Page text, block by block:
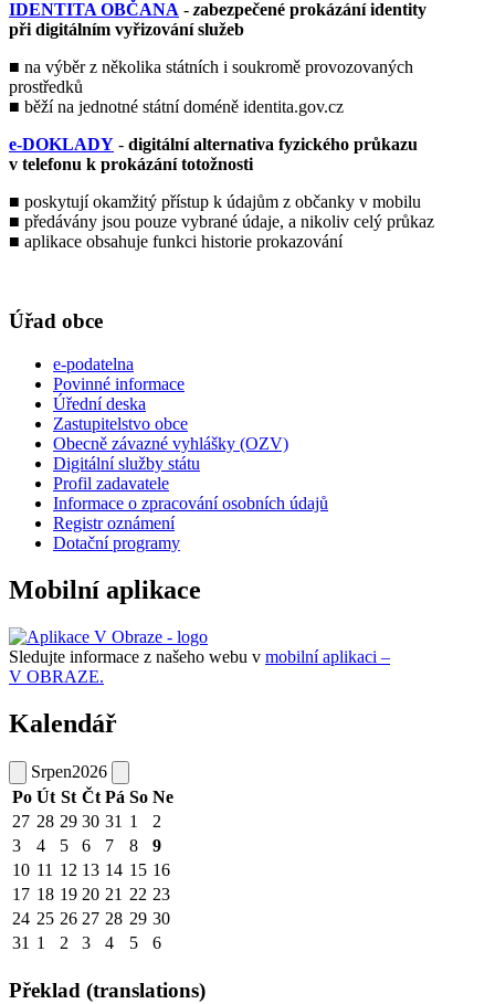
IDENTITA OBČANA - zabezpečené prokázání identity
při digitálním vyřizování služeb
■ na výběr z několika státních i soukromě provozovaných
prostředků
■ běží na jednotné státní doméně identita.gov.cz
e-DOKLADY - digitální alternativa fyzického průkazu
v telefonu k prokázání totožnosti
■ poskytují okamžitý přístup k údajům z občanky v mobilu
■ předávány jsou pouze vybrané údaje, a nikoliv celý průkaz
■ aplikace obsahuje funkci historie prokazování
Úřad obce
e-podatelna
Povinné informace
Úřední deska
Zastupitelstvo obce
Obecně závazné vyhlášky (OZV)
Digitální služby státu
Profil zadavatele
Informace o zpracování osobních údajů
Registr oznámení
Dotační programy
Mobilní aplikace
Sledujte informace z našeho webu v mobilní aplikaci –
V OBRAZE.
Kalendář
Srpen2026
Po Út St Čt Pá So Ne
27 28 29 30 31 1
2
3
4 5 6 7 8
9
10 11 12 13 14 15 16
17 18 19 20 21 22 23
24 25 26 27 28 29 30
31 1 2 3 4 5 6
Překlad (translations)